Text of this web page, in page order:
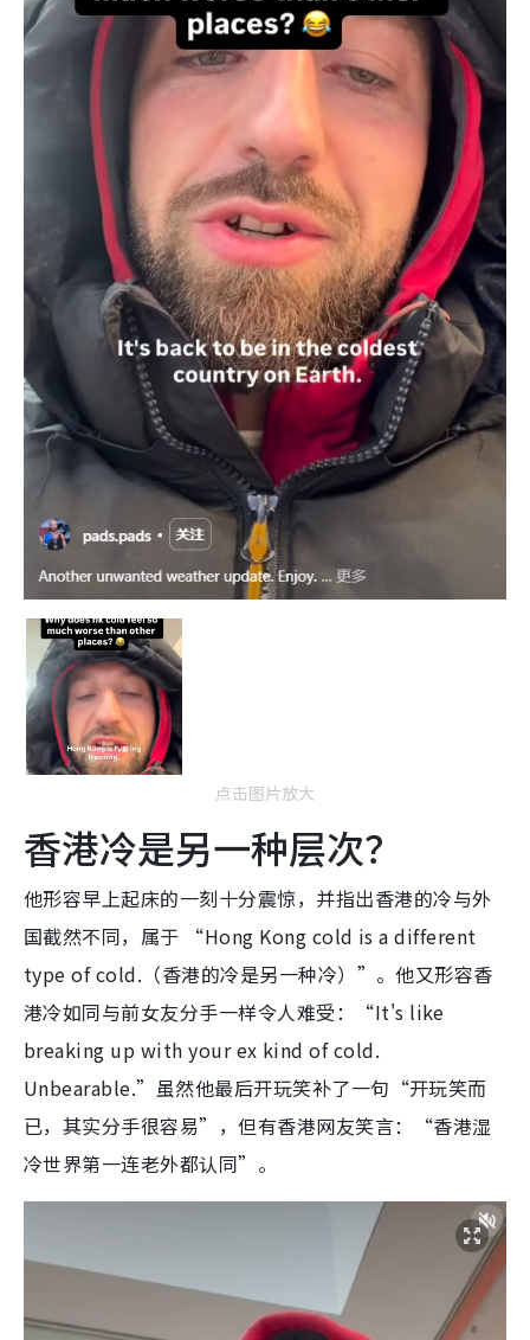
点击图片放大
香港冷是另一种层次？
他形容早上起床的一刻十分震惊，并指出香港的冷与外
国截然不同，属于 “Hong Kong cold is a different
type of cold.（香港的冷是另一种冷）”。他又形容香
港冷如同与前女友分手一样令人难受：“It's like
breaking up with your ex kind of cold.
Unbearable.”虽然他最后开玩笑补了一句“开玩笑而
已，其实分手很容易”，但有香港网友笑言：“香港湿
冷世界第一连老外都认同”。